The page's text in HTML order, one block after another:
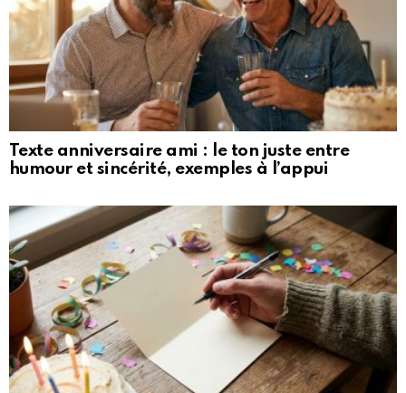
Texte anniversaire ami : le ton juste entre
humour et sincérité, exemples à l’appui